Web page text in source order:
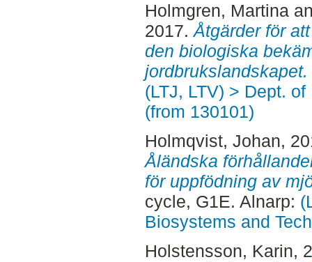
Holmgren, Martina
2017.Åtgärder för
den biologiska
jordbrukslandskapet.
(LTJ, LTV) > Dept.
(from 130101)
Holmqvist, Johan,
Åländska
för uppfödning av
cycle, G1E. Alnarp:
Biosystems and
Holstensson, Karin,